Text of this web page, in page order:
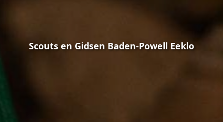
Scouts en Gidsen Baden-Powell Eeklo